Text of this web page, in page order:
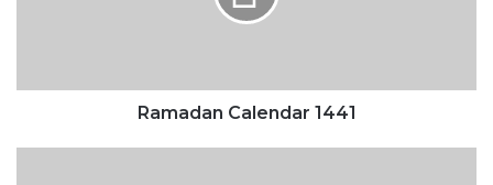
Ramadan Calendar 1441